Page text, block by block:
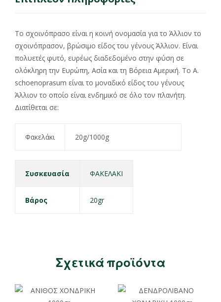
Το σχοινόπρασο είναι η κοινή ονομασία για το Άλλιον το
σχοινόπρασον, βρώσιμο είδος του γένους Άλλιον. Είναι
πολυετές φυτό, ευρέως διαδεδομένο στην φύση σε
ολόκληρη την Ευρώπη, Ασία και τη Βόρεια Αμερική. To A.
schoenoprasum είναι το μοναδικό είδος του γένους
Άλλιον το οποίο είναι ενδημικό σε όλο τον πλανήτη.
Διατίθεται σε:
Φακελάκι 20g/1000g
Συσκευασία ΦΑΚΕΛΑΚΙ
Βάρος 20gr
Σχετικά προϊόντα